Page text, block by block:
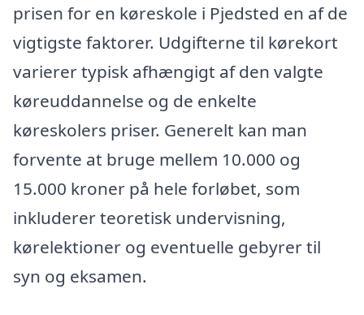
prisen for en køreskole i Pjedsted en af de
vigtigste faktorer. Udgifterne til kørekort
varierer typisk afhængigt af den valgte
køreuddannelse og de enkelte
køreskolers priser. Generelt kan man
forvente at bruge mellem 10.000 og
15.000 kroner på hele forløbet, som
inkluderer teoretisk undervisning,
kørelektioner og eventuelle gebyrer til
syn og eksamen.